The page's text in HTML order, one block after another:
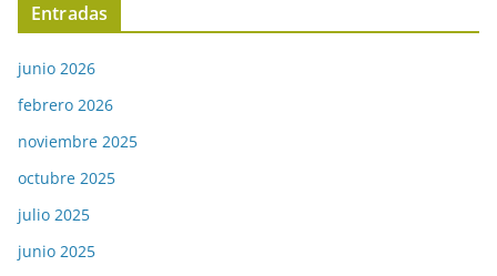
Entradas
junio 2026
febrero 2026
noviembre 2025
octubre 2025
julio 2025
junio 2025